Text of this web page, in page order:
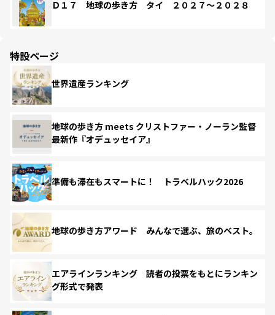
Ｄ１７ 地球の歩き方 タイ ２０２７～２０２８
特設ページ
世界遺産ランキング
地球の歩き方 meets クリストファー・ノーラン監督
最新作『オデュッセイア』
準備も滞在もスマートに！ トラベルハック2026
地球の歩き方アワード みんなで選ぶ、旅のベスト。
エアラインランキング 読者の投票をもとにランキン
グ形式で発表